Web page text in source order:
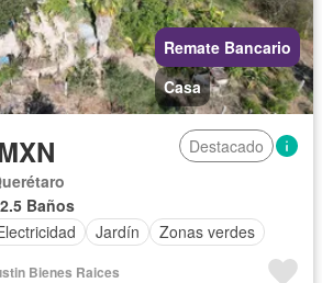
Remate Bancario
Casa
Destacado
2.5 Baños
Jardín Zonas verdes
Bienes Raices